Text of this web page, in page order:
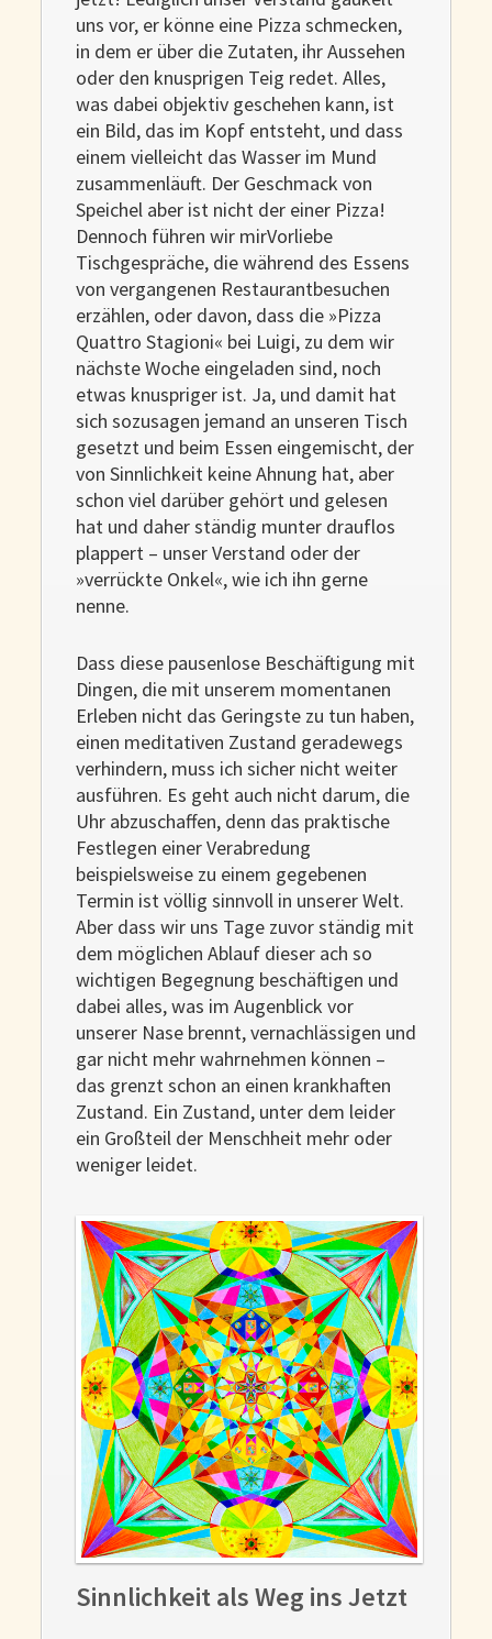
uns vor, er könne eine Pizza schmecken,
in dem er über die Zutaten, ihr Aussehen
oder den knusprigen Teig redet. Alles,
was dabei objektiv geschehen kann, ist
ein Bild, das im Kopf entsteht, und dass
einem vielleicht das Wasser im Mund
zusammenläuft. Der Geschmack von
Speichel aber ist nicht der einer Pizza!
Dennoch führen wir mirVorliebe
Tischgespräche, die während des Essens
von vergangenen Restaurantbesuchen
erzählen, oder davon, dass die »Pizza
Quattro Stagioni« bei Luigi, zu dem wir
nächste Woche eingeladen sind, noch
etwas knuspriger ist. Ja, und damit hat
sich sozusagen jemand an unseren Tisch
gesetzt und beim Essen eingemischt, der
von Sinnlichkeit keine Ahnung hat, aber
schon viel darüber gehört und gelesen
hat und daher ständig munter drauflos
plappert – unser Verstand oder der
»verrückte Onkel«, wie ich ihn gerne
nenne.
Dass diese pausenlose Beschäftigung mit
Dingen, die mit unserem momentanen
Erleben nicht das Geringste zu tun haben,
einen meditativen Zustand geradewegs
verhindern, muss ich sicher nicht weiter
ausführen. Es geht auch nicht darum, die
Uhr abzuschaffen, denn das praktische
Festlegen einer Verabredung
beispielsweise zu einem gegebenen
Termin ist völlig sinnvoll in unserer Welt.
Aber dass wir uns Tage zuvor ständig mit
dem möglichen Ablauf dieser ach so
wichtigen Begegnung beschäftigen und
dabei alles, was im Augenblick vor
unserer Nase brennt, vernachlässigen und
gar nicht mehr wahrnehmen können –
das grenzt schon an einen krankhaften
Zustand. Ein Zustand, unter dem leider
ein Großteil der Menschheit mehr oder
weniger leidet.
Sinnlichkeit als Weg ins Jetzt